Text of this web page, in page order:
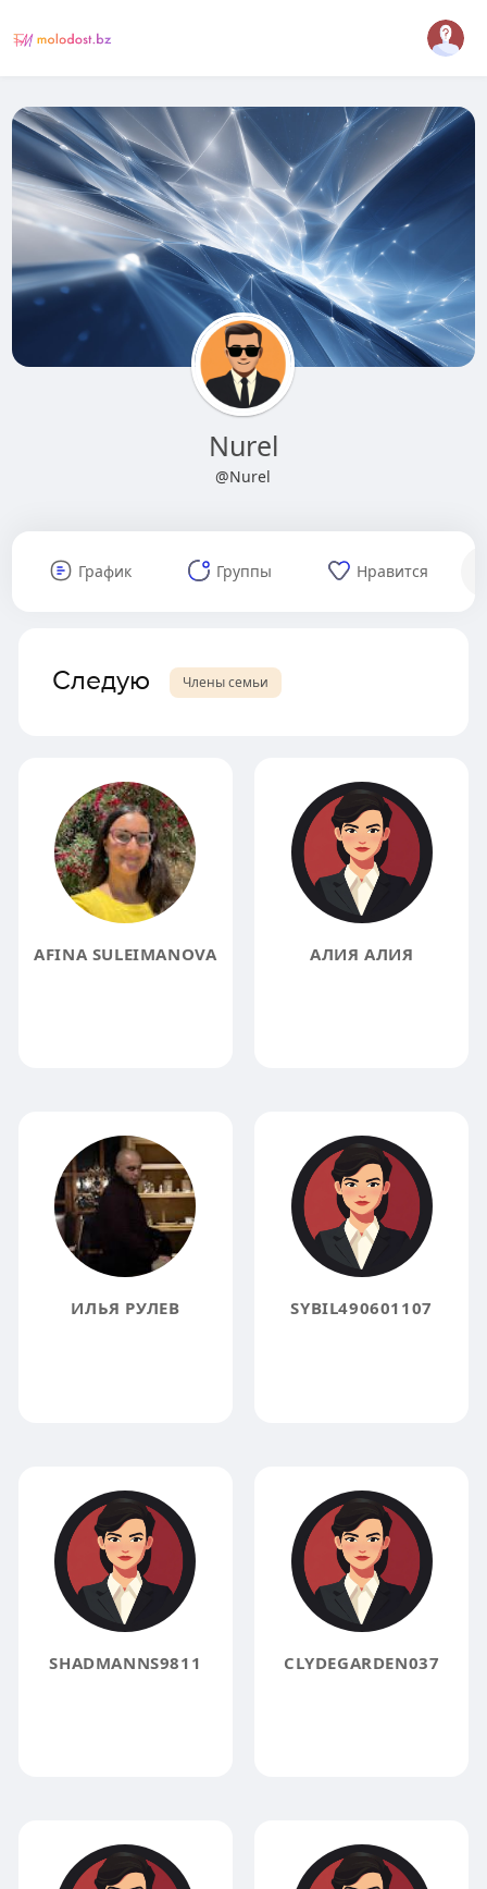
Nurel
@Nurel
График Группы Нравится
Следую Члены семьи
AFINA SULEIMANOVA АЛИЯ АЛИЯ
ИЛЬЯ РУЛЕВ SYBIL490601107
SHADMANNS9811 CLYDEGARDEN037